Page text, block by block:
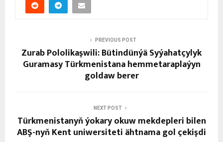
PREVIOUS POST
Zurab Pololikaşwili: Bütindünýä Syýahatçylyk
Guramasy Türkmenistana hemmetaraplaýyn
goldaw berer
NEXT POST
Türkmenistanyň ýokary okuw mekdepleri bilen
ABŞ-nyň Kent uniwersiteti ähtnama gol çekişdi